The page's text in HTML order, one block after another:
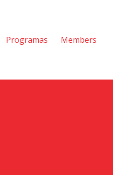
Programas Members